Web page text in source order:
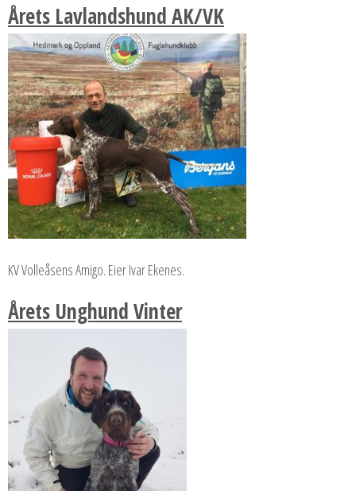
Årets Lavlandshund AK/VK
KV Volleåsens Amigo. Eier Ivar Ekenes.
Årets Unghund Vinter